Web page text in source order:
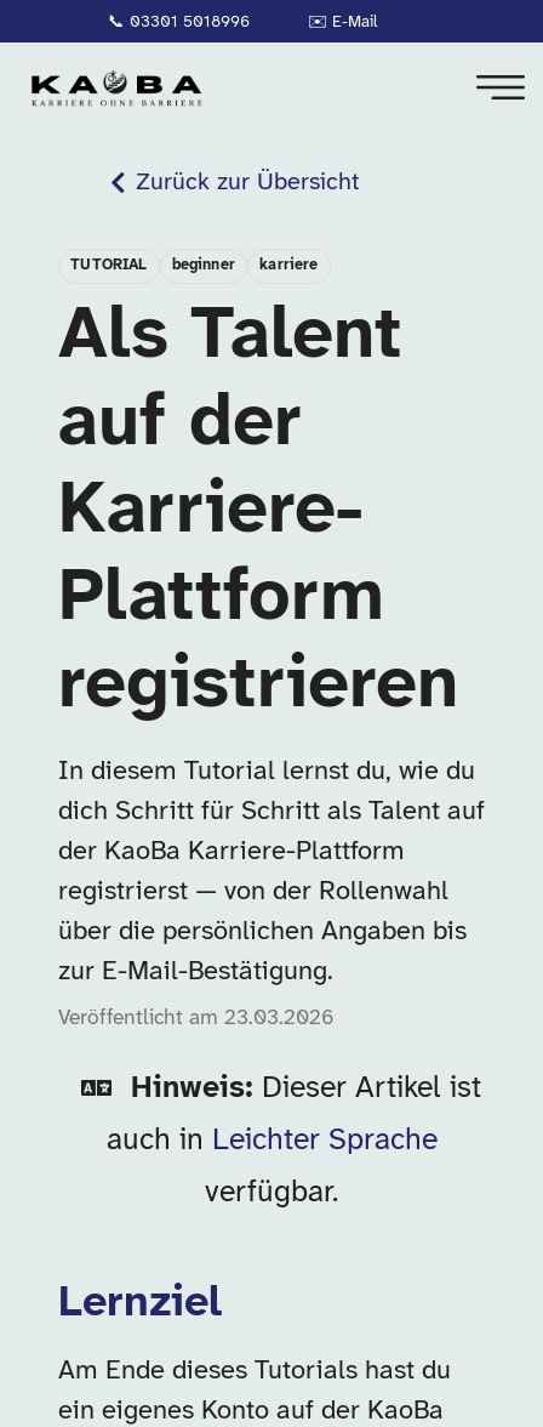
📞 03301 5018996 ✉️ E-Mail
Zurück zur Übersicht
TUTORIAL beginner karriere
Als Talent
auf der
Karriere-
Plattform
registrieren
In diesem Tutorial lernst du, wie du
dich Schritt für Schritt als Talent auf
der KaoBa Karriere-Plattform
registrierst — von der Rollenwahl
über die persönlichen Angaben bis
zur E-Mail-Bestätigung.
Veröffentlicht am 23.03.2026
Hinweis: Dieser Artikel ist
auch in Leichter Sprache
verfügbar.
Lernziel
Am Ende dieses Tutorials hast du
ein eigenes Konto auf der KaoBa